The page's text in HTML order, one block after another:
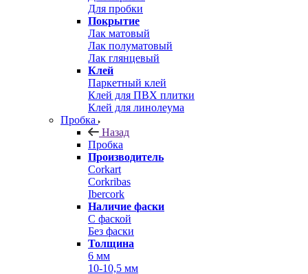
Для пробки
Покрытие
Лак матовый
Лак полуматовый
Лак глянцевый
Клей
Паркетный клей
Клей для ПВХ плитки
Клей для линолеума
Пробка
Назад
Пробка
Производитель
Corkart
Corkribas
Ibercork
Наличие фаски
С фаской
Без фаски
Толщина
6 мм
10-10,5 мм